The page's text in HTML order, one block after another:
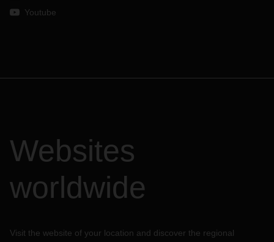
Youtube
Websites
worldwide
Visit the website of your location and discover the regional